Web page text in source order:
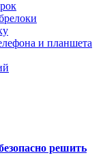
и планшета
решить